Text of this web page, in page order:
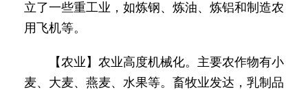
立了一些重工业，如炼钢、炼油、炼铝和制造农
用飞机等。
【农业】农业高度机械化。主要农作物有小
麦、大麦、燕麦、水果等。畜牧业发达，乳制品